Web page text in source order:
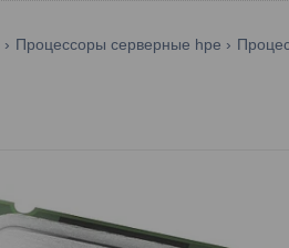
Процессоры серверные hpe